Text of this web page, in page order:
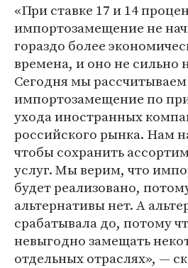
«При ставке 17 и 14
импортозамещение не
гораздо более
времена, и оно не сильно
Сегодня мы
импортозамещение по
ухода иностранных
российского рынка. Нам
чтобы сохранить
услуг. Мы верим, что
будет реализовано,
альтернативы нет. А
срабатывала до, потому
невыгодно замещать
отдельных отраслях», —